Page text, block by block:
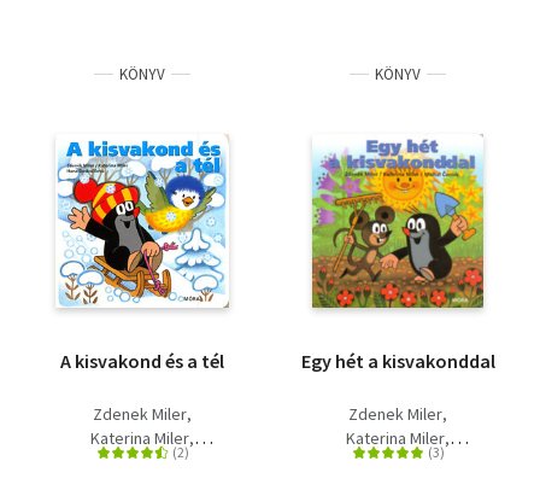
KÖNYV
A kisvakond és a tél
Zdenek Miler
Katerina Miler
Hana Doskocilová
KÖNYV
Egy hét a kisvakonddal
Zdenek Miler
Katerina Miler
Michal Cernik